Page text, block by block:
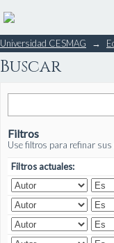
Buscar
Universidad CESMAG →
Buscar
Filtros
Use filtros para refinar sus
Filtros actuales: